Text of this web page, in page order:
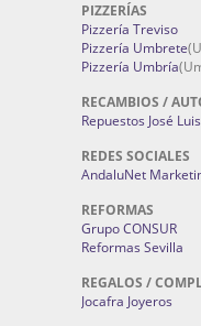
PIZZERÍAS
Pizzería Treviso
Pizzería Umbrete
Pizzería Umbría
RECAMBIOS /
Repuestos José Luis
REDES SOCIALES
AndaluNet
REFORMAS
Grupo CONSUR
Reformas Sevilla
REGALOS /
Jocafra Joyeros